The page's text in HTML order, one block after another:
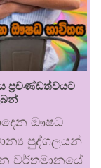
ප්‍රචණ්ඩත්වයට
ඖෂධ
පුද්ගලයන්
වර්තමානයේ